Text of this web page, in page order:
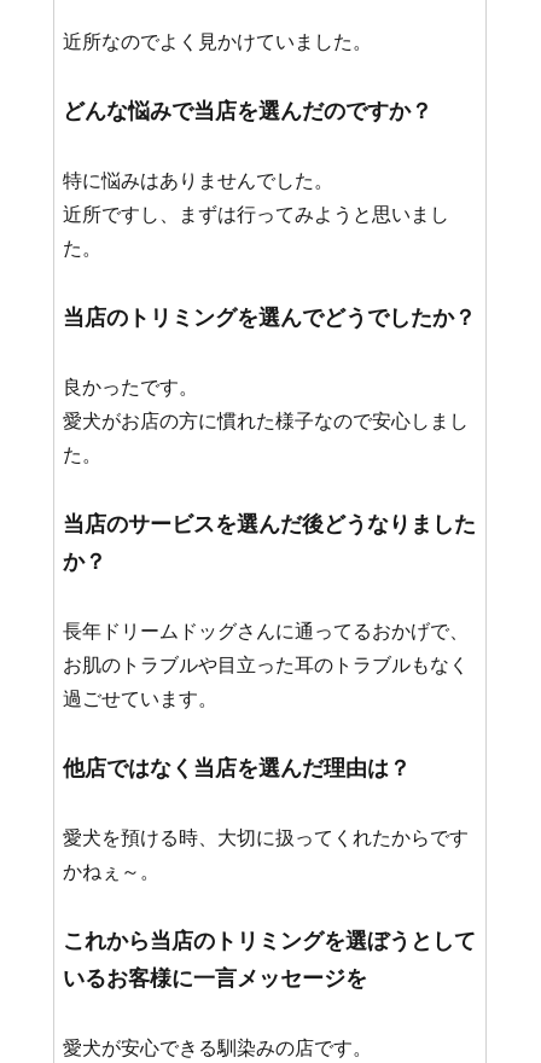
近所なのでよく見かけていました。
どんな悩みで当店を選んだのですか？
特に悩みはありませんでした。
近所ですし、まずは行ってみようと思いまし
た。
当店のトリミングを選んでどうでしたか？
良かったです。
愛犬がお店の方に慣れた様子なので安心しまし
た。
当店のサービスを選んだ後どうなりました
か？
長年ドリームドッグさんに通ってるおかげで、
お肌のトラブルや目立った耳のトラブルもなく
過ごせています。
他店ではなく当店を選んだ理由は？
愛犬を預ける時、大切に扱ってくれたからです
かねぇ～。
これから当店のトリミングを選ぼうとして
いるお客様に一言メッセージを
愛犬が安心できる馴染みの店です。